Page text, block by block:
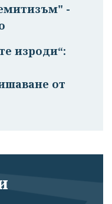
-
изроди“:
от